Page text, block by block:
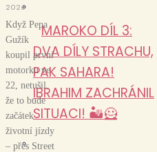
MAROKO DÍL 3:
DVA DÍLY STRACHU,
PAK SAHARA!
IBRAHIM ZACHRÁNIL
SITUACI! 🏜️🦸
2026
Když Pepa
Gužík
koupil první
motorku ve
22, netušil,
že to bude
začátek
životní jízdy
– přes Street